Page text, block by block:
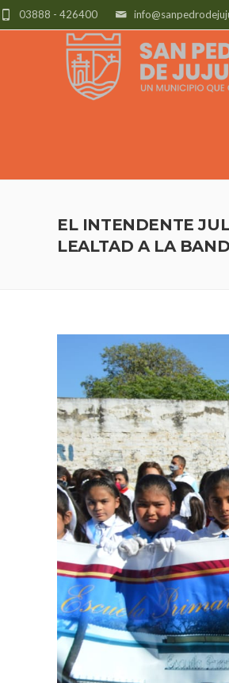
03888 - 426400
EL INTENDENTE
LEALTAD A LA